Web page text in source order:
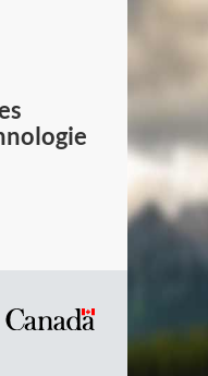
Symbole